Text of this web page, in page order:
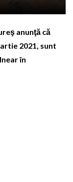
anunţă că
2021, sunt
în